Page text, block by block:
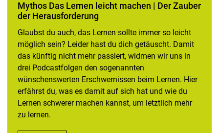
Mythos Das Lernen leicht machen | Der Zauber
der Herausforderung
Glaubst du auch, das Lernen sollte immer so leicht
möglich sein? Leider hast du dich getäuscht. Damit
das künftig nicht mehr passiert, widmen wir uns in
drei Podcastfolgen den sogenannten
wünschenswerten Erschwernissen beim Lernen. Hier
erfährst du, was es damit auf sich hat und wie du
Lernen schwerer machen kannst, um letztlich mehr
zu lernen.